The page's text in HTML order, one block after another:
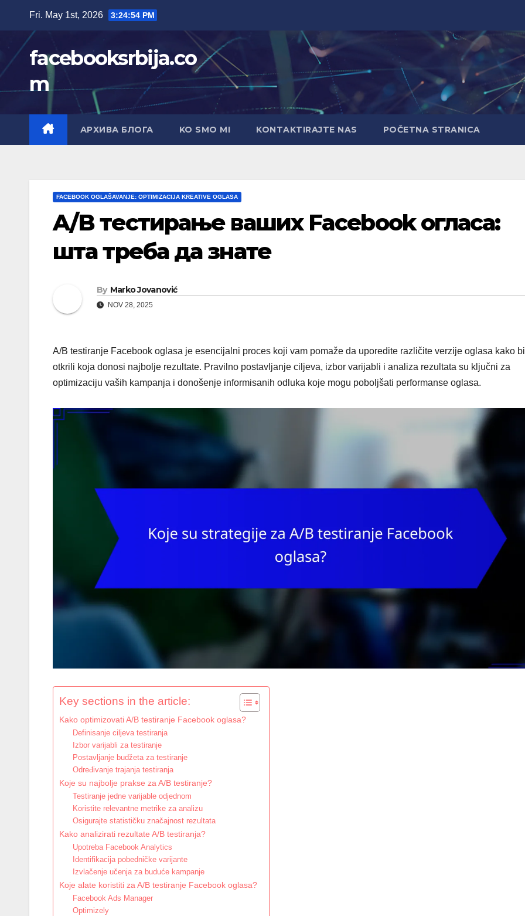
content
Fri. May 1st, 2026 3:24:55 PM
facebooksrbija.co
m
АРХИВА БЛОГА KO SMO MI KONTAKTIRAJTE NAS POČETNA STRANICA
FACEBOOK OGLAŠAVANJE: OPTIMIZACIJA KREATIVE OGLASA
A/B тестирање ваших Facebook огласа:
шта треба да знате
By Marko Jovanović
NOV 28, 2025
A/B testiranje Facebook oglasa je esencijalni proces koji vam pomaže da uporedite različite verzije oglasa kako
otkrili koja donosi najbolje rezultate. Pravilno postavljanje ciljeva, izbor varijabli i analiza rezultata su ključni za
optimizaciju vaših kampanja i donošenje informisanih odluka koje mogu poboljšati performanse oglasa.
Key sections in the article:
Kako optimizovati A/B testiranje Facebook oglasa?
Definisanje ciljeva testiranja
Izbor varijabli za testiranje
Postavljanje budžeta za testiranje
Određivanje trajanja testiranja
Koje su najbolje prakse za A/B testiranje?
Testiranje jedne varijable odjednom
Koristite relevantne metrike za analizu
Osigurajte statističku značajnost rezultata
Kako analizirati rezultate A/B testiranja?
Upotreba Facebook Analytics
Identifikacija pobedničke varijante
Izvlačenje učenja za buduće kampanje
Koje alate koristiti za A/B testiranje Facebook oglasa?
Facebook Ads Manager
Optimizely